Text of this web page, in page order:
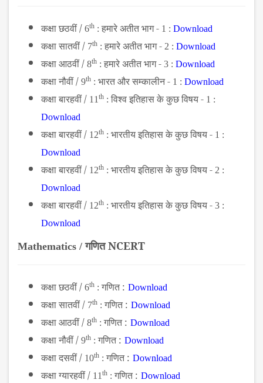
कक्षा छठवीं / 6th : हमारे अतीत भाग - 1 : Download
कक्षा सातवीं / 7th : हमारे अतीत भाग - 2 : Download
कक्षा आठवीं / 8th : हमारे अतीत भाग - 3 : Download
कक्षा नौवीं / 9th : भारत और सम्कालीन - 1 : Download
कक्षा बारहवीं / 11 th : विश्व इतिहास के कुछ विषय - 1 :
Download
कक्षा बारहवीं / 12th : भारतीय इतिहास के कुछ विषय - 1 :
Download
कक्षा बारहवीं / 12th : भारतीय इतिहास के कुछ विषय - 2 :
Download
कक्षा बारहवीं / 12th : भारतीय इतिहास के कुछ विषय - 3 :
Download
Mathematics /गणित NCERT
कक्षा छठवीं / 6th : गणित : Download
कक्षा सातवीं / 7th : गणित : Download
कक्षा आठवीं / 8th : गणित : Download
कक्षा नौवीं / 9th : गणित : Download
कक्षा दसवीं / 10th : गणित : Download
कक्षा ग्यारहवीं / 11 th : गणित : Download